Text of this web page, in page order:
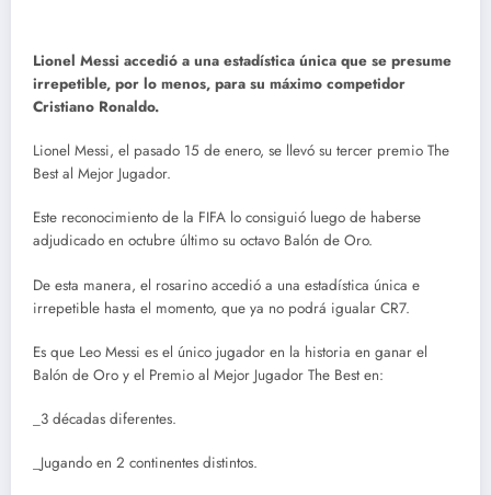
Lionel Messi accedió a una estadística única que se presume
irrepetible, por lo menos, para su máximo competidor
Cristiano Ronaldo.
Lionel Messi, el pasado 15 de enero, se llevó su tercer premio The
Best al Mejor Jugador.
Este reconocimiento de la FIFA lo consiguió luego de haberse
adjudicado en octubre último su octavo Balón de Oro.
De esta manera, el rosarino accedió a una estadística única e
irrepetible hasta el momento, que ya no podrá igualar CR7.
Es que Leo Messi es el único jugador en la historia en ganar el
Balón de Oro y el Premio al Mejor Jugador The Best en:
_3 décadas diferentes.
_Jugando en 2 continentes distintos.